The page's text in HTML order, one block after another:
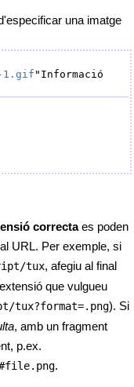
una imatge
1.gif "Informació
correctaes poden
URL. Per exemple, si
tux, afegiu al final
que vulgueu
tux?format=.png). Si
, amb un fragment
p.ex.
.